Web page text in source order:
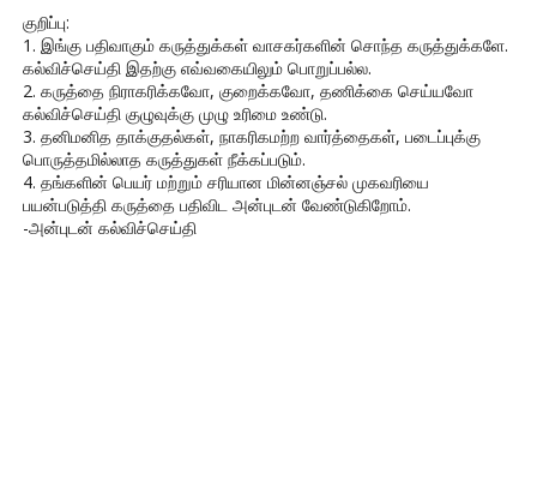
குறிப்பு:
1. இங்கு பதிவாகும் கருத்துக்கள் வாசகர்களின் சொந்த கருத்துக்களே.
கல்விச்செய்தி இதற்கு எவ்வகையிலும் பொறுப்பல்ல.
2. கருத்தை நிராகரிக்கவோ, குறைக்கவோ, தணிக்கை செய்யவோ
கல்விச்செய்தி குழுவுக்கு முழு உரிமை உண்டு.
3. தனிமனித தாக்குதல்கள், நாகரிகமற்ற வார்த்தைகள், படைப்புக்கு
பொருத்தமில்லாத கருத்துகள் நீக்கப்படும்.
4. தங்களின் பெயர் மற்றும் சரியான மின்னஞ்சல் முகவரியை
பயன்படுத்தி கருத்தை பதிவிட அன்புடன் வேண்டுகிறோம்.
-அன்புடன் கல்விச்செய்தி